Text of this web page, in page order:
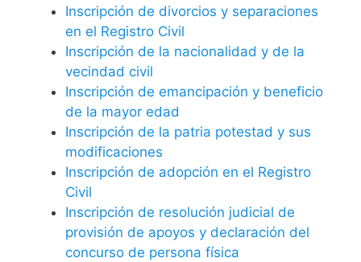
Inscripción de divorcios y separaciones
en el Registro Civil
Inscripción de la nacionalidad y de la
vecindad civil
Inscripción de emancipación y beneficio
de la mayor edad
Inscripción de la patria potestad y sus
modificaciones
Inscripción de adopción en el Registro
Civil
Inscripción de resolución judicial de
provisión de apoyos y declaración del
concurso de persona física